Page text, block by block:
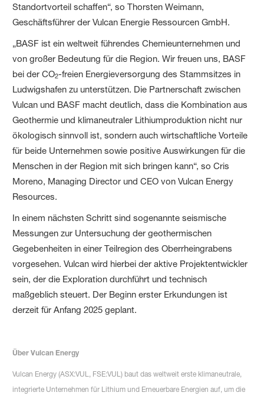
Standortvorteil schaffen“, so Thorsten Weimann,
Geschäftsführer der Vulcan Energie Ressourcen GmbH.
„BASF ist ein weltweit führendes Chemieunternehmen und
von großer Bedeutung für die Region. Wir freuen uns, BASF
bei der CO2-freien Energieversorgung des Stammsitzes in
Ludwigshafen zu unterstützen. Die Partnerschaft zwischen
Vulcan und BASF macht deutlich, dass die Kombination aus
Geothermie und klimaneutraler Lithiumproduktion nicht nur
ökologisch sinnvoll ist, sondern auch wirtschaftliche Vorteile
für beide Unternehmen sowie positive Auswirkungen für die
Menschen in der Region mit sich bringen kann“, so Cris
Moreno, Managing Director und CEO von Vulcan Energy
Resources.
In einem nächsten Schritt sind sogenannte seismische
Messungen zur Untersuchung der geothermischen
Gegebenheiten in einer Teilregion des Oberrheingrabens
vorgesehen. Vulcan wird hierbei der aktive Projektentwickler
sein, der die Exploration durchführt und technisch
maßgeblich steuert. Der Beginn erster Erkundungen ist
derzeit für Anfang 2025 geplant.
Über Vulcan Energy
Vulcan Energy (ASX:VUL, FSE:VUL) baut das weltweit erste klimaneutrale,
integrierte Unternehmen für Lithium und Erneuerbare Energien auf, um die